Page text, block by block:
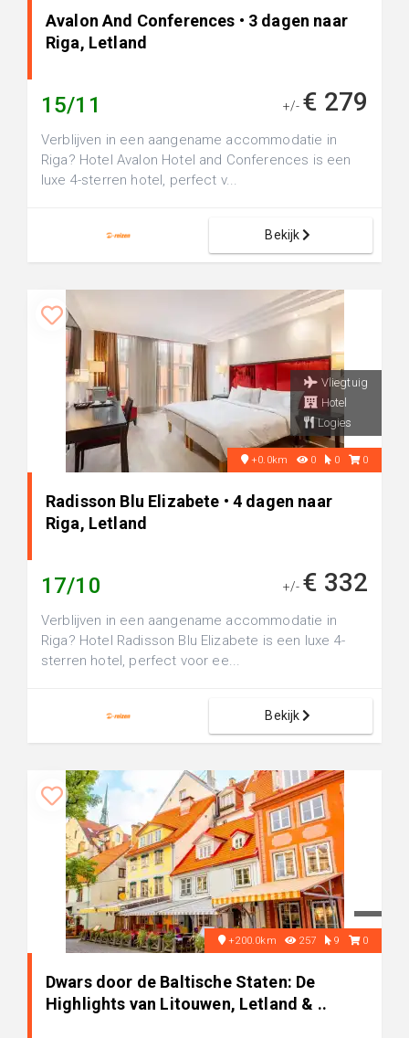
Avalon And Conferences • 3 dagen naar
Riga, Letland
15/11 +/- € 279
Verblijven in een aangename accommodatie in
Riga? Hotel Avalon Hotel and Conferences is een
luxe 4-sterren hotel, perfect v...
Bekijk
Vliegtuig
Hotel
Logies
+0.0km 0 0 0
Radisson Blu Elizabete • 4 dagen naar
Riga, Letland
17/10 +/- € 332
Verblijven in een aangename accommodatie in
Riga? Hotel Radisson Blu Elizabete is een luxe 4-
sterren hotel, perfect voor ee...
Bekijk
+200.0km 257 9 0
Dwars door de Baltische Staten: De
Highlights van Litouwen, Letland & ..